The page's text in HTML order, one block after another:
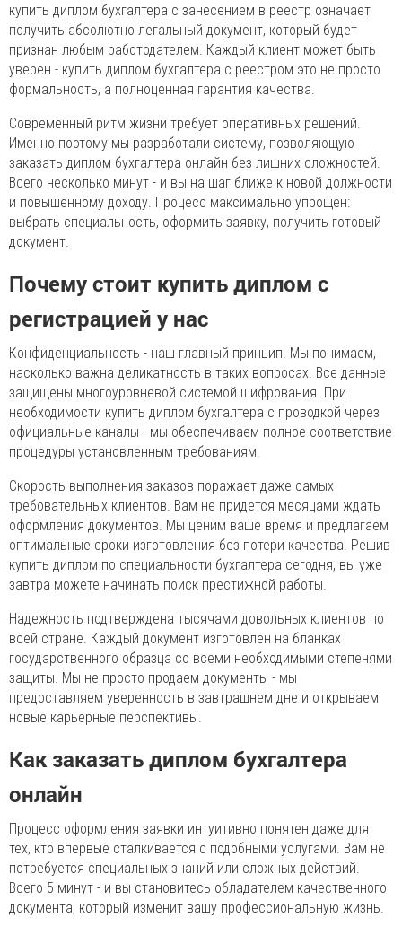
купить диплом бухгалтера с занесением в реестр означает
получить абсолютно легальный документ, который будет
признан любым работодателем. Каждый клиент может быть
уверен - купить диплом бухгалтера с реестром это не просто
формальность, а полноценная гарантия качества.
Современный ритм жизни требует оперативных решений.
Именно поэтому мы разработали систему, позволяющую
заказать диплом бухгалтера онлайн без лишних сложностей.
Всего несколько минут - и вы на шаг ближе к новой должности
и повышенному доходу. Процесс максимально упрощен:
выбрать специальность, оформить заявку, получить готовый
документ.
Почему стоит купить диплом с
регистрацией у нас
Конфиденциальность - наш главный принцип. Мы понимаем,
насколько важна деликатность в таких вопросах. Все данные
защищены многоуровневой системой шифрования. При
необходимости купить диплом бухгалтера с проводкой через
официальные каналы - мы обеспечиваем полное соответствие
процедуры установленным требованиям.
Скорость выполнения заказов поражает даже самых
требовательных клиентов. Вам не придется месяцами ждать
оформления документов. Мы ценим ваше время и предлагаем
оптимальные сроки изготовления без потери качества. Решив
купить диплом по специальности бухгалтера сегодня, вы уже
завтра можете начинать поиск престижной работы.
Надежность подтверждена тысячами довольных клиентов по
всей стране. Каждый документ изготовлен на бланках
государственного образца со всеми необходимыми степенями
защиты. Мы не просто продаем документы - мы
предоставляем уверенность в завтрашнем дне и открываем
новые карьерные перспективы.
Как заказать диплом бухгалтера
онлайн
Процесс оформления заявки интуитивно понятен даже для
тех, кто впервые сталкивается с подобными услугами. Вам не
потребуется специальных знаний или сложных действий.
Всего 5 минут - и вы становитесь обладателем качественного
документа, который изменит вашу профессиональную жизнь.